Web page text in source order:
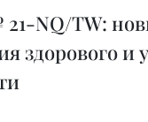
NQ/TW:
здорового и